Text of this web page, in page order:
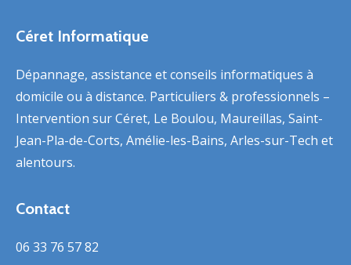
Céret Informatique
Dépannage, assistance et conseils informatiques à
domicile ou à distance. Particuliers & professionnels –
Intervention sur Céret, Le Boulou, Maureillas, Saint-
Jean-Pla-de-Corts, Amélie-les-Bains, Arles-sur-Tech et
alentours.
Contact
06 33 76 57 82